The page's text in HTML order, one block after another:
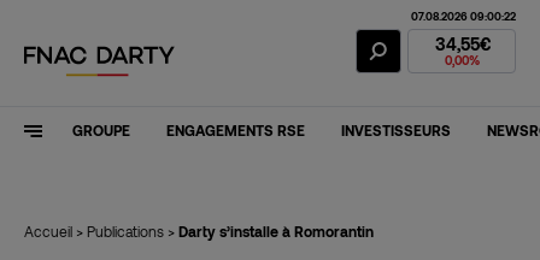
Action Fnac
07.08.2026 09:00:22
34,55€
0,00%
GROUPE ENGAGEMENTS RSE INVESTISSEURS
Accueil > Publications > Darty s’installe à Romorantin